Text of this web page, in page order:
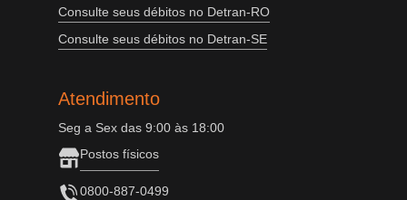
Consulte seus débitos no Detran-RO
Consulte seus débitos no Detran-SE
Atendimento
Seg a Sex das 9:00 às 18:00
Postos físicos
0800-887-0499